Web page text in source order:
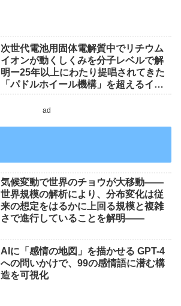
次世代電池用固体電解質中でリチウム
イオンが動くしくみを分子レベルで解
明ー25年以上にわたり提唱されてきた
「パドルホイール機構」を超えるイオ
ad
気候変動で世界のチョウが大移動――
世界規模の解析により、分布変化は従
来の想定をはるかに上回る規模と複雑
さで進行していることを解明――
AIに「感情の地図」を描かせる GPT-4
への問いかけで、99の感情語に潜む構
造を可視化